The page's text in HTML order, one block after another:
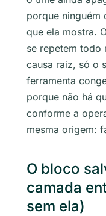
porque
que ela mostra.
se repetem todo
causa raiz, só o
ferramenta
porque não há
conforme a
mesma origem:
O bloco
camada
sem ela)